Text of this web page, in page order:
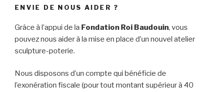
ENVIE DE NOUS AIDER ?
Grâce à l’appui de la Fondation Roi Baudouin, vous
pouvez nous aider à la mise en place d’un nouvel atelier
sculpture-poterie.
Nous disposons d’un compte qui bénéficie de
l’exonération fiscale (pour tout montant supérieur à 40